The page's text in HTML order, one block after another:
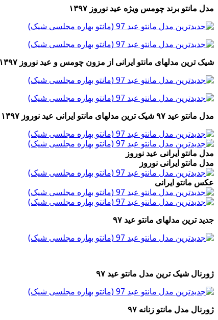
مدل مانتو برند چومس ویژه عید نوروز ۱۳۹۷
شیک ترین مدلهای مانتو ایرانی از مزون چومس و عید نوروز ۱۳۹۷
مدل مانتو عید ۹۷ شیک ترین مدلهای مانتو ایرانی عید نوروز ۱۳۹۷
مدل مانتو ایرانی عید نوروز
مدل مانتو ایرانی نوروز
عکس مانتو ایرانی
جدید ترین مدلهای مانتو عید ۹۷
ژورنال شیک ترین مدل مانتو عید ۹۷
ژورنال مدل مانتو زنانه ۹۷